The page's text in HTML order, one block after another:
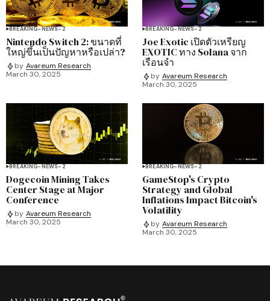
BREAKING-NEWS-2
Nintendo Switch 2: ขนาดที่
ใหญ่ขึ้นเป็นปัญหาหรือเปล่า?
by Avareum Research
March 30, 2025
BREAKING-NEWS-2
Joe Exotic เปิดตัวเหรียญ
EXOTIC ทาง Solana จาก
เรือนจำ
by Avareum Research
March 30, 2025
BREAKING-NEWS-2
Dogecoin Mining Takes
Center Stage at Major
Conference
by Avareum Research
March 30, 2025
BREAKING-NEWS-2
GameStop's Crypto
Strategy and Global
Inflations Impact Bitcoin's
Volatility
by Avareum Research
March 30, 2025